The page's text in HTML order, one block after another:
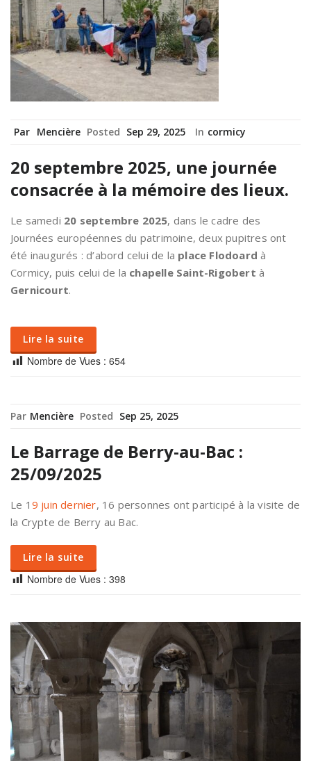
Par Mencière Posted Sep 29, 2025 In cormicy
20 septembre 2025, une journée
consacrée à la mémoire des lieux.
Le samedi 20 septembre 2025, dans le cadre des
Journées européennes du patrimoine, deux pupitres ont
été inaugurés : d’abord celui de la place Flodoard à
Cormicy, puis celui de la chapelle Saint-Rigobert à
Gernicourt.
Lire la suite
Nombre de Vues : 654
Par Mencière Posted Sep 25, 2025
Le Barrage de Berry-au-Bac :
25/09/2025
Le 1 9 juin dernier, 16 personnes ont participé à la visite de
la Crypte de Berry au Bac.
Lire la suite
Nombre de Vues : 398